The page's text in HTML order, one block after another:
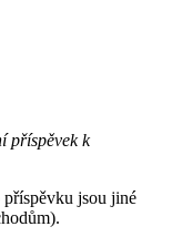
příspěvek k
jsou jiné